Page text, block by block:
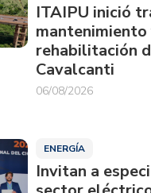
ITAIPU inició
mantenimiento
rehabilitación
Cavalcanti
06/08/2026
ENERGÍA
Invitan a